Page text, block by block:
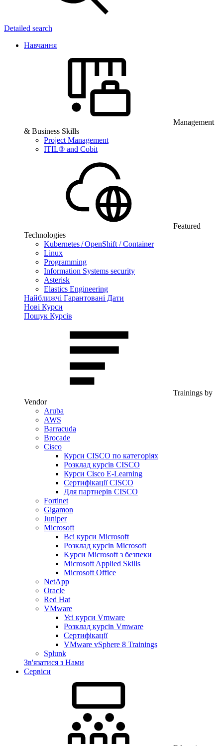
Detailed search
Навчання
Management
& Business Skills
Project Management
ITIL® and Cobit
Featured
Technologies
Kubernetes / OpenShift / Container
Linux
Programming
Information Systems security
Asterisk
Elastics Engineering
Найближчі Гарантовані Дати
Нові Курси
Пошук Курсів
Trainings by
Vendor
Aruba
AWS
Barracuda
Brocade
Cisco
Курси CISCO по категоріях
Розклад курсів CISCO
Курси Cisco E-Learning
Сертифікації CISCO
Для партнерів CISCO
Fortinet
Gigamon
Juniper
Microsoft
Всі курси Microsoft
Розклад курсів Microsoft
Kyрси Microsoft з безпеки
Microsoft Applied Skills
Microsoft Office
NetApp
Oracle
Red Hat
VMware
Усі курси Vmware
Розклад курсів Vmware
Сертифікації
VMware vSphere 8 Trainings
Splunk
Зв'язатися з Нами
Сервіси